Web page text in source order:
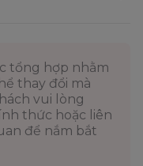
tổng hợp nhằm
thay đổi mà
vui lòng
thức hoặc liên
để nắm bắt